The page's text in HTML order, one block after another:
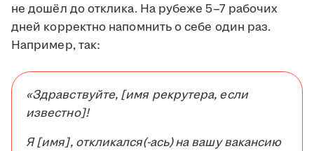
не дошёл до отклика. На рубеже 5–7 рабочих
дней корректно напомнить о себе один раз.
Например, так:
«Здравствуйте, [имя рекрутера, если
известно]!
Я [имя], откликался(-ась) на вашу вакансию